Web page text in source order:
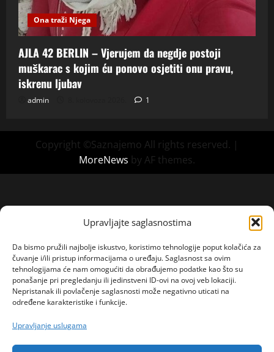
Upravljajte saglasnostima
Da bismo pružili najbolje iskustvo, koristimo tehnologije poput kolačića za
čuvanje i/ili pristup informacijama o uređaju. Saglasnost sa ovim
tehnologijama će nam omogućiti da obrađujemo podatke kao što su
ponašanje pri pregledanju ili jedinstveni ID-ovi na ovoj veb lokaciji.
Nepristanak ili povlačenje saglasnosti može negativno uticati na
određene karakteristike i funkcije.
Upravljanje uslugama
Ona traži Njega
AJLA 42 BERLIN – Vjerujem da negdje postoji
muškarac s kojim ću ponovo osjetiti onu pravu,
iskrenu ljubav
admin 1
Copyright ©Saznajemo All rights reserved. |
MoreNews by AF themes.